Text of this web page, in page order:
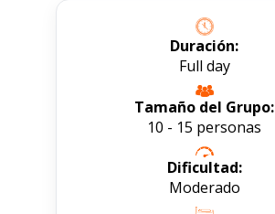
Duración:
Full day
Tamaño del Grupo:
10 - 15 personas
Dificultad:
Moderado